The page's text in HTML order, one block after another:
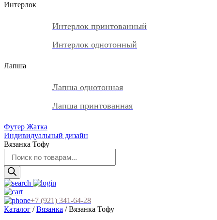
Интерлок
Интерлок принтованный
Интерлок однотонный
Лапша
Лапша однотонная
Лапша принтованная
Футер Жатка
Индивидуальный дизайн
Вязанка Тофу
товаров
+7 (921) 341-64-28
Каталог /Вязанка / Вязанка Тофу